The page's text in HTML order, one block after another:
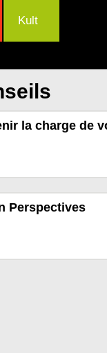
Kult
la charge de
Perspectives